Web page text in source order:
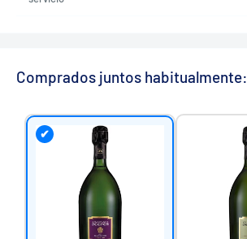
Comprados juntos habitualmente:
✔